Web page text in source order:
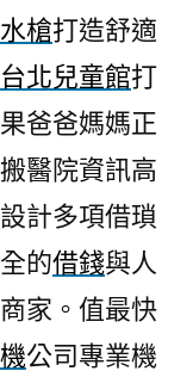
槍打造舒適
台北兒童館打
爸爸媽媽正
醫院資訊高
設計多項借瑣
的借錢與人
家。值最快
公司專業機